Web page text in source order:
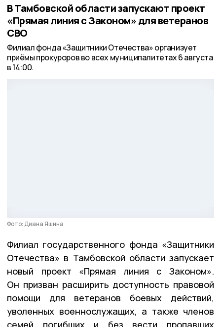
В Тамбовской области запускают проект
«Прямая линия с Законом» для ветеранов
СВО
Филиал фонда «Защитники Отечества» организует
приёмы прокуроров во всех муниципалитетах 6 августа
в 14:00.
Фото: Диана Яшина
Филиал государственного фонда «Защитники
Отечества» в Тамбовской области запускает
новый проект «Прямая линия с Законом».
Он призван расширить доступность правовой
помощи для ветеранов боевых действий,
уволенных военнослужащих, а также членов
семей погибших и без вести пропавших